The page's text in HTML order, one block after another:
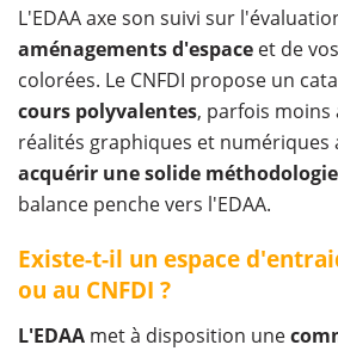
L'EDAA axe son suivi sur
aménagements d'espace et de
colorées. Le CNFDI propose un
cours polyvalentes, parfois moins
réalités graphiques et numériques
acquérir une solide
balance penche vers l'EDAA.
Existe-t-il un espace
ou au CNFDI ?
L'EDAA met à disposition une